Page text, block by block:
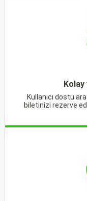
Kolay
Kullanıcı dostu
biletinizi rezerve